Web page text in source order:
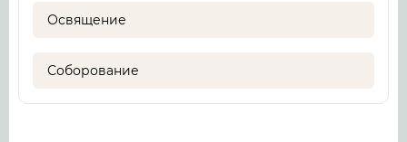
Освящение
Соборование